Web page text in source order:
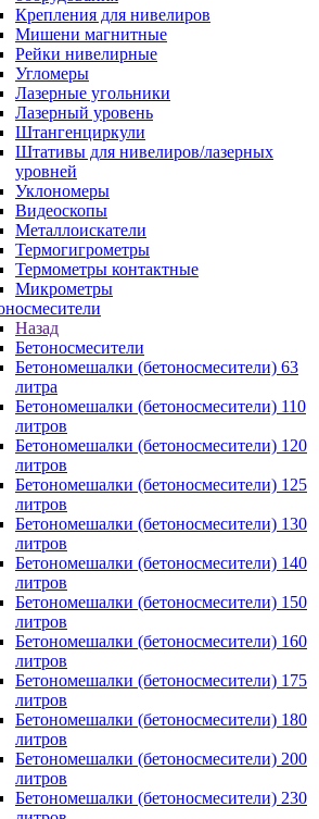
Крепления для нивелиров
Мишени магнитные
Рейки нивелирные
Угломеры
Лазерные угольники
Лазерный уровень
Штангенциркули
Штативы для нивелиров/лазерных
уровней
Уклономеры
Видеоскопы
Металлоискатели
Термогигрометры
Термометры контактные
Микрометры
Назад
Бетоносмесители
Бетономешалки (бетоносмесители) 63
литра
Бетономешалки (бетоносмесители) 110
литров
Бетономешалки (бетоносмесители) 120
литров
Бетономешалки (бетоносмесители) 125
литров
Бетономешалки (бетоносмесители) 130
литров
Бетономешалки (бетоносмесители) 140
литров
Бетономешалки (бетоносмесители) 150
литров
Бетономешалки (бетоносмесители) 160
литров
Бетономешалки (бетоносмесители) 175
литров
Бетономешалки (бетоносмесители) 180
литров
Бетономешалки (бетоносмесители) 200
литров
Бетономешалки (бетоносмесители) 230